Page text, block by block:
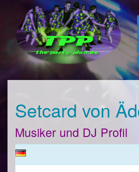
Setcard von
Musiker und DJ Profil